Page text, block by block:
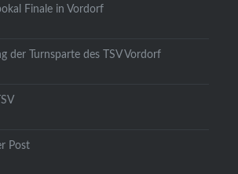
Finale in Vordorf
der Turnsparte des TSV Vordorf
Post